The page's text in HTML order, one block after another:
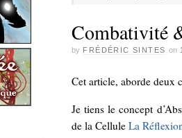
Combativité
by FRÉDÉRIC SINTES on
Cet article, aborde deux
Je tiens le concept
de la Cellule La